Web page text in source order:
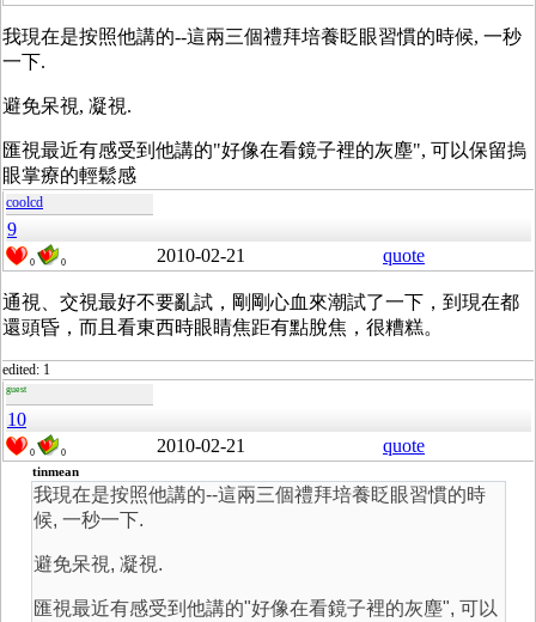
我現在是按照他講的--這兩三個禮拜培養眨眼習慣的時候, 一秒
一下.
避免呆視, 凝視.
匯視最近有感受到他講的"好像在看鏡子裡的灰塵", 可以保留摀
眼掌療的輕鬆感
coolcd
9
0 0 2010-02-21 quote
通視、交視最好不要亂試，剛剛心血來潮試了一下，到現在都
還頭昏，而且看東西時眼睛焦距有點脫焦，很糟糕。
edited: 1
guest
10
0 0 2010-02-21 quote
tinmean
我現在是按照他講的--這兩三個禮拜培養眨眼習慣的時
候, 一秒一下.
避免呆視, 凝視.
匯視最近有感受到他講的"好像在看鏡子裡的灰塵", 可以